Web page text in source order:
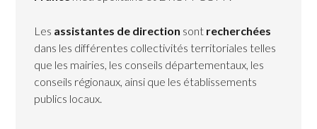
Les assistantes de direction sont recherchées
dans les différentes collectivités territoriales telles
que les mairies, les conseils départementaux, les
conseils régionaux, ainsi que les établissements
publics locaux.